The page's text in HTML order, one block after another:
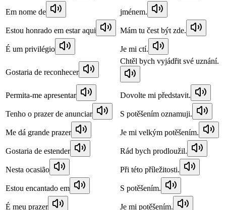
Em nome de jménem.
Estou honrado em estar aqui Mám tu čest být zde.
É um privilégio Je mi ctí.
Gostaria de reconhecer
Chtěl bych vyjádřit své uznání.
Permita-me apresentar Dovolte mi představit.
Tenho o prazer de anunciar S potěšením oznamuji.
Me dá grande prazer Je mi velkým potěšením.
Gostaria de estender Rád bych prodloužil.
Nesta ocasião Při této příležitosti.
Estou encantado em S potěšením.
É meu prazer
Je mi potěšením.